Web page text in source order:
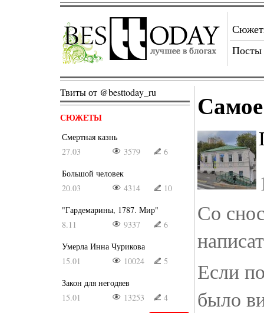
Посты
Твиты от @besttoday_ru
СЮЖЕТЫ
Смертная казнь
27.03
3579
6
Большой человек
20.03
4314
10
"Гардемарины, 1787. Мир"
8.11
9337
6
Умерла Инна Чурикова
15.01
10024
5
Закон для негодяев
15.01
13253 4
Со
Если
было